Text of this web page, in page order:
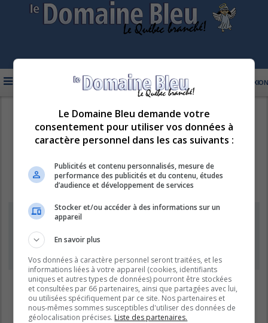
CONNEXION
INSCRIPTION
LE DOMAINE BLEU
Information
Vous ne pouvez pas effectuer de recherche pour le moment car le
Le Domaine Bleu demande votre
consentement pour utiliser vos données à
caractère personnel dans les cas suivants :
Publicités et contenu personnalisés, mesure de
performance des publicités et du contenu, études
d’audience et développement de services
Stocker et/ou accéder à des informations sur un
appareil
En savoir plus
Vos données à caractère personnel seront traitées, et les
informations liées à votre appareil (cookies, identifiants
uniques et autres types de données) pourront être stockées
et consultées par 66 partenaires, ainsi que partagées avec lui,
ou utilisées spécifiquement par ce site. Nos partenaires et
nous-mêmes sommes susceptibles d'utiliser des données de
géolocalisation précises. Liste des partenaires.